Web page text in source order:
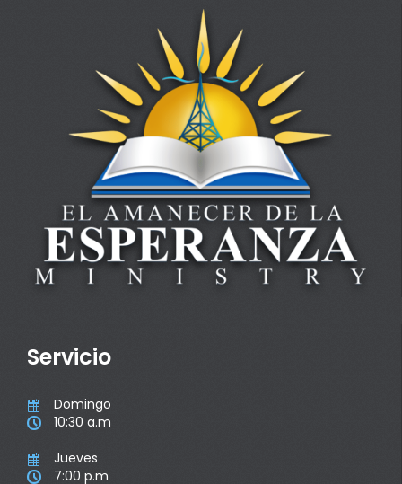
Servicio
 Domingo
 10:30 a.m
 Jueves
 7:00 p.m